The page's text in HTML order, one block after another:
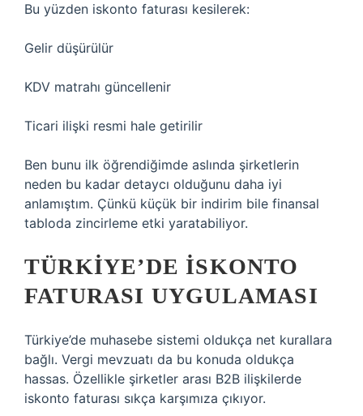
Bu yüzden iskonto faturası kesilerek:
Gelir düşürülür
KDV matrahı güncellenir
Ticari ilişki resmi hale getirilir
Ben bunu ilk öğrendiğimde aslında şirketlerin
neden bu kadar detaycı olduğunu daha iyi
anlamıştım. Çünkü küçük bir indirim bile finansal
tabloda zincirleme etki yaratabiliyor.
TÜRKIYE’DE ISKONTO
FATURASI UYGULAMASI
Türkiye’de muhasebe sistemi oldukça net kurallara
bağlı. Vergi mevzuatı da bu konuda oldukça
hassas. Özellikle şirketler arası B2B ilişkilerde
iskonto faturası sıkça karşımıza çıkıyor.